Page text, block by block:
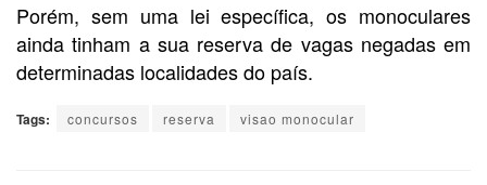
Porém, sem uma lei específica, os monoculares
ainda tinham a sua reserva de vagas negadas em
determinadas localidades do país.
Tags: concursos reserva visao monocular